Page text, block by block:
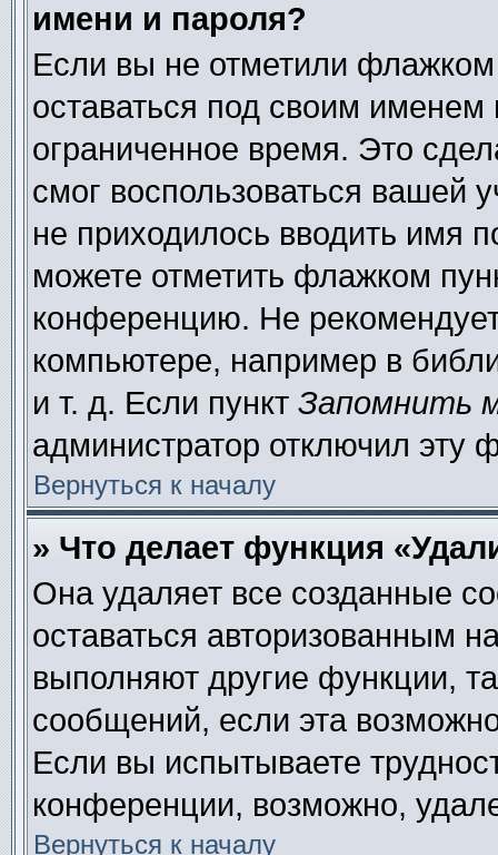
имени и пароля?
Если вы не отметили
оставаться под своим
ограниченное время. Это
смог воспользоваться вашей
не приходилось вводить имя
можете отметить флажком
конференцию. Не
компьютере, например в
и т. д. Если пункт Запомнить
администратор отключил эту
Вернуться к началу
» Что делает функция
Она удаляет все созданные
оставаться авторизованным
выполняют другие функции,
сообщений, если эта
Если вы испытываете
конференции, возможно,
Вернуться к началу